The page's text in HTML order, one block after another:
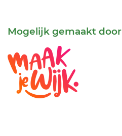
Mogelijk gemaakt door